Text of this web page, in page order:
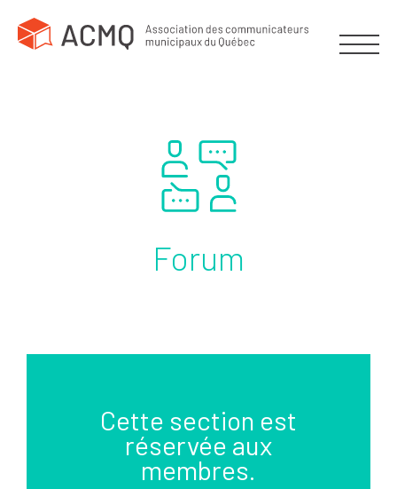
Forum
Cette section est
réservée aux
membres.